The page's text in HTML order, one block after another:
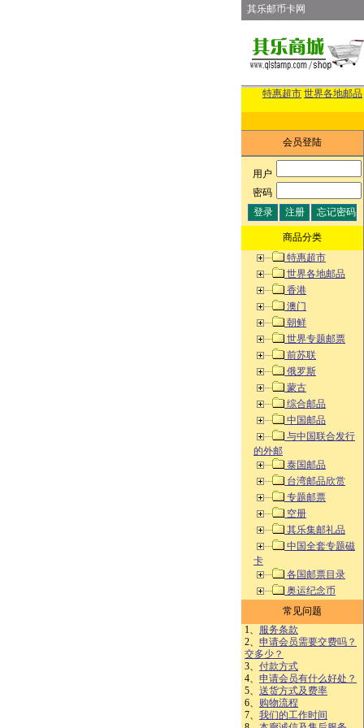
其乐邮币卡网
特惠超市 世界各地邮品
会员登陆
用户:
密码:
商品分类
特惠超市
世界各地邮品
香港
澳门
朝鲜
世界专题邮票
前苏联
俄罗斯
蒙古
综合邮品
中国邮品
与中国联合发行
的外邮
泰国邮品
台湾邮品欣赏
专题邮票
空册
其乐集邮礼品
中国全套专题磁
卡
各国邮票目录
奥运纪念币
常见问题
1、 服务条款
2、 申请会员需要交费吗？
交多少？
3、 付款方式
4、 申请会员有什么好处？
5、 送货方式及费率
6、 购物流程
7、 我们的工作时间